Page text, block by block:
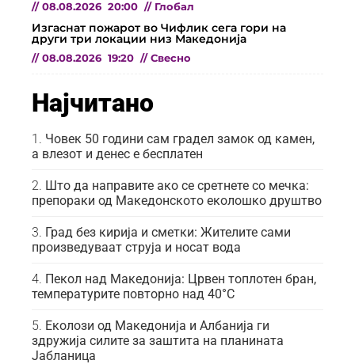
// 08.08.2026 20:00 // Глобал
Изгаснат пожарот во Чифлик сега гори на
други три локации низ Македонија
// 08.08.2026 19:20 // Свесно
Најчитано
Човек 50 години сам градел замок од камен,
а влезот и денес е бесплатен
Што да направите ако се сретнете со мечка:
препораки од Македонското еколошко друштво
Град без кирија и сметки: Жителите сами
произведуваат струја и носат вода
Пекол над Македонија: Црвен топлотен бран,
температурите повторно над 40°C
Еколози од Македонија и Албанија ги
здружија силите за заштита на планината
Јабланица